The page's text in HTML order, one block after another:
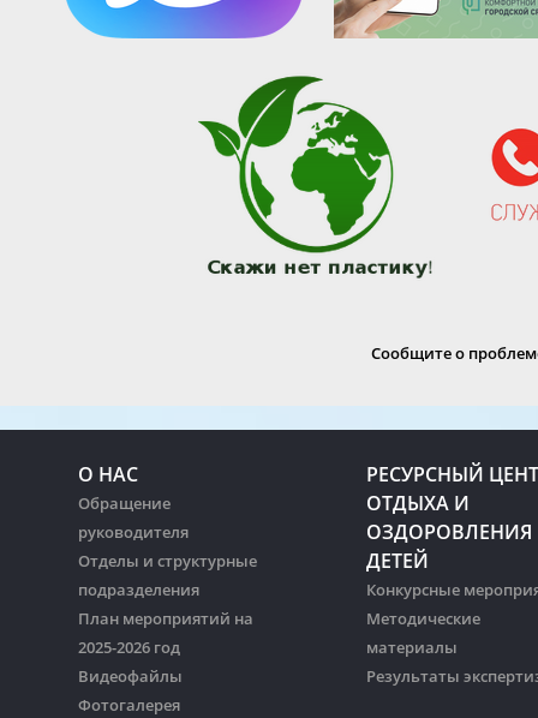
Сообщите о
О НАС
Обращение
руководителя
Отделы и структурные
подразделения
План мероприятий на
2025-2026 год
Видеофайлы
Фотогалерея
РЕСУРСНЫЙ
ОТДЫХА И
ОЗДОРОВЛЕНИЯ
ДЕТЕЙ
Конкурсные
Методические
материалы
Результаты